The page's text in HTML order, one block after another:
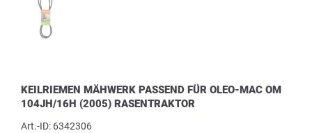
KEILRIEMEN MÄHWERK PASSEND FÜR OLEO-MAC OM
104JH/16H (2005) RASENTRAKTOR
Art.-ID: 6342306